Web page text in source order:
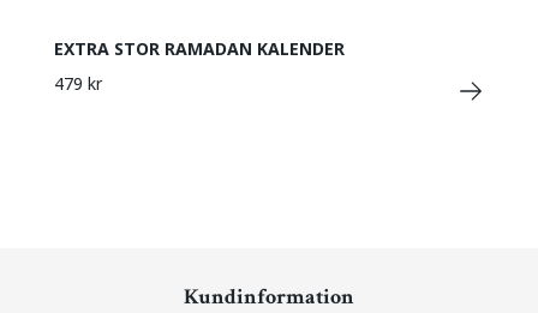
EXTRA STOR RAMADAN KALENDER
479 kr
Kundinformation